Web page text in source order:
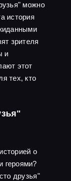
можно
история
зрителя
и
этот
тех, кто
о
героями?
друзья"